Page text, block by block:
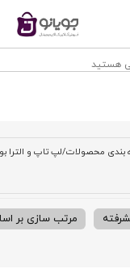
بندی محصولات/لپ تاپ و الترا
مرتب سازی بر